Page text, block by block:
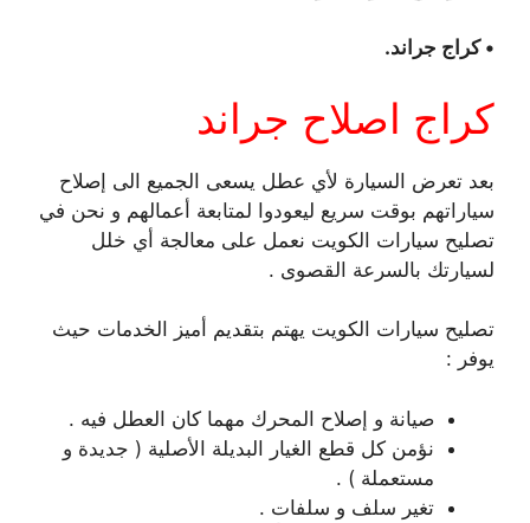
• كراج جراند.
كراج اصلاح جراند
بعد تعرض السيارة لأي عطل يسعى الجميع الى إصلاح
سياراتهم بوقت سريع ليعودوا لمتابعة أعمالهم و نحن في
تصليح سيارات الكويت نعمل على معالجة أي خلل
لسيارتك بالسرعة القصوى .
تصليح سيارات الكويت يهتم بتقديم أميز الخدمات حيث
يوفر :
صيانة و إصلاح المحرك مهما كان العطل فيه .
نؤمن كل قطع الغيار البديلة الأصلية ( جديدة و
مستعملة ) .
تغير سلف و سلفات .